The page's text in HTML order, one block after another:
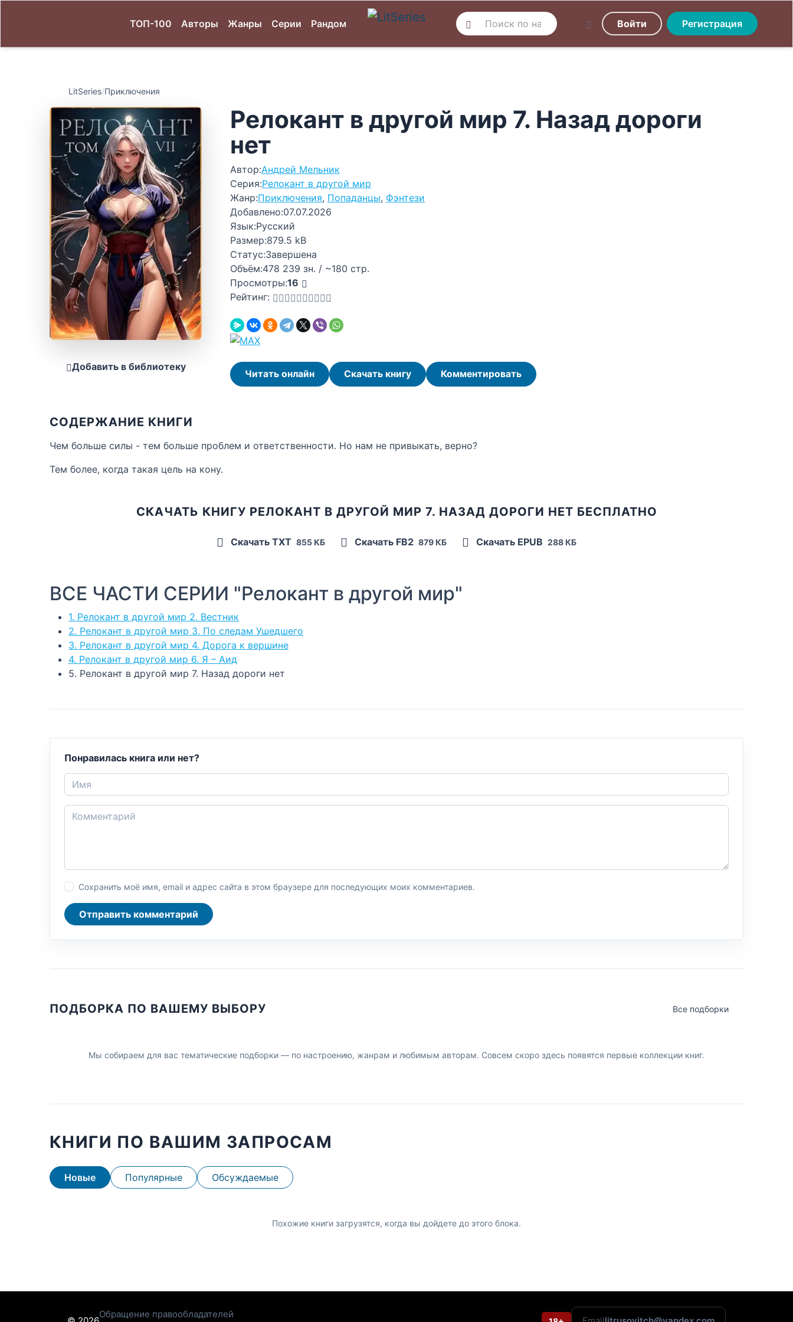
ТОП-100 Авторы Жанры Серии Рандом Войти Регистрация
LitSeries/Приключения
Добавить в библиотеку
Релокант в другой мир 7. Назад дороги
нет
Автор:Андрей Мельник
Серия:Релокант в другой мир
Жанр:Приключения, Попаданцы, Фэнтези
Добавлено:07.07.2026
Язык:Русский
Размер:879.5 kB
Статус:Завершена
Объём:478 239 зн. / ~180 стр.
Просмотры:16
Рейтинг:
Читать онлайн Скачать книгу Комментировать
СОДЕРЖАНИЕ КНИГИ
Чем больше силы - тем больше проблем и ответственности. Но нам не привыкать, верно?
Тем более, когда такая цель на кону.
СКАЧАТЬ КНИГУ РЕЛОКАНТ В ДРУГОЙ МИР 7. НАЗАД ДОРОГИ НЕТ БЕСПЛАТНО
Скачать TXT 855 КБ Скачать FB2 879 КБ Скачать EPUB 288 КБ
ВСЕ ЧАСТИ СЕРИИ "Релокант в другой мир"
1. Релокант в другой мир 2. Вестник
2. Релокант в другой мир 3. По следам Ушедшего
3. Релокант в другой мир 4. Дорога к вершине
4. Релокант в другой мир 6. Я – Аид
5. Релокант в другой мир 7. Назад дороги нет
Понравилась книга или нет?
Сохранить моё имя, email и адрес сайта в этом браузере для последующих моих комментариев.
Отправить комментарий
ПОДБОРКА ПО ВАШЕМУ ВЫБОРУ Все подборки
Мы собираем для вас тематические подборки — по настроению, жанрам и любимым авторам. Совсем скоро здесь появятся первые коллекции книг.
КНИГИ ПО ВАШИМ ЗАПРОСАМ
Новые Популярные Обсуждаемые
Похожие книги загрузятся, когда вы дойдете до этого блока.
Обращение правообладателей